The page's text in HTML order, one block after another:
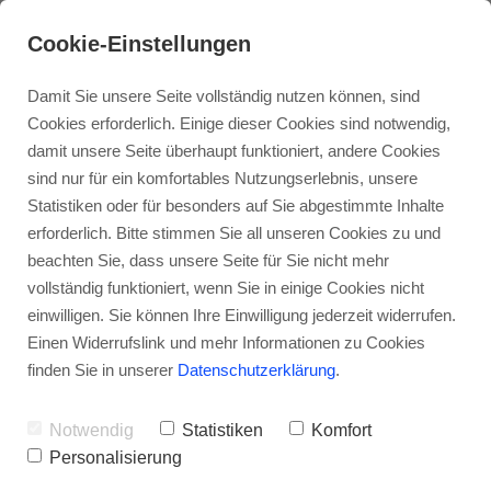
Über mich
Praxis
Jenseitskontakt
Aura Reading
Trance Healing
Workshops
Zirkel
Medialer Abend
Stimmen meiner
Klienten
Cookie-Einstellungen
Damit Sie unsere Seite vollständig nutzen können, sind
Cookies erforderlich. Einige dieser Cookies sind notwendig,
damit unsere Seite überhaupt funktioniert, andere Cookies
sind nur für ein komfortables Nutzungserlebnis, unsere
Statistiken oder für besonders auf Sie abgestimmte Inhalte
erforderlich. Bitte stimmen Sie all unseren Cookies zu und
beachten Sie, dass unsere Seite für Sie nicht mehr
vollständig funktioniert, wenn Sie in einige Cookies nicht
einwilligen. Sie können Ihre Einwilligung jederzeit widerrufen.
Einen Widerrufslink und mehr Informationen zu Cookies
finden Sie in unserer Datenschutzerklärung.
Notwendig Statistiken
Komfort
Personalisierung